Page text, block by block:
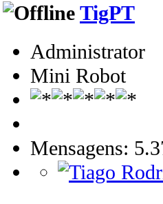
TigPT
Administrator
Mini Robot
Mensagens: